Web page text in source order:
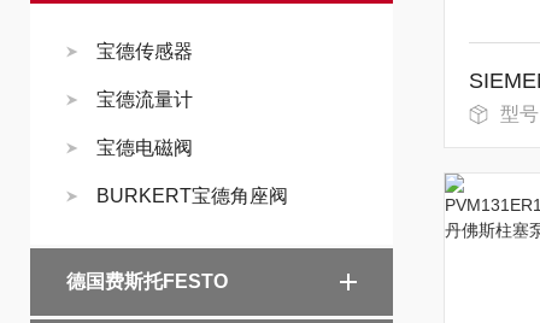
宝德传感器
宝德流量计
宝德电磁阀
BURKERT宝德角座阀
德国费斯托FESTO
型